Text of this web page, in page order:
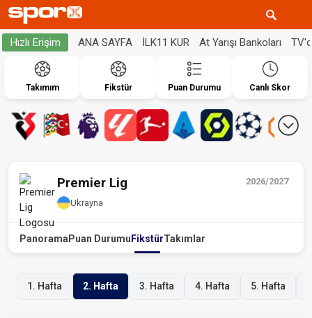
Hızlı Erişim ANA SAYFA İLK11 KUR At Yarışı Bankoları
Takımım Fikstür Puan Durumu Canlı Skor
2026/2027
Premier Lig
Ukrayna
Panorama Puan Durumu FikstürTakımlar
1. Hafta 2. Hafta 3. Hafta 4. Hafta 5. Hafta